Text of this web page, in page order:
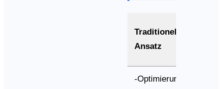
Traditioneller
Ansatz
-Optimierung